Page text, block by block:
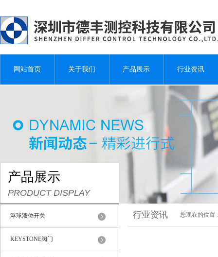
网站首页 关于我们 产品展示 行业资讯
产品展示
PRODUCT DISPLAY
浮球液位开关
KEYSTONE阀门
行业资讯 您现在的位置